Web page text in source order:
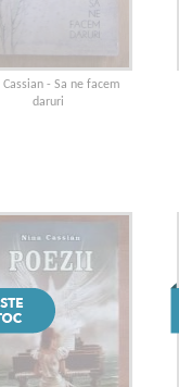
Cassian - Sa ne facem
daruri